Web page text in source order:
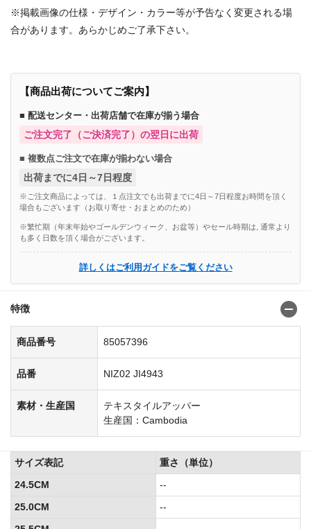
※掲載画像の仕様・デザイン・カラー等が予告なく変更される場
合があります。あらかじめご了承下さい。
【商品出荷についてご案内】
■ 配送センター・出荷店舗で在庫が揃う場合
ご注文完了（ご決済完了）の翌日に出荷
■ 複数点ご注文で在庫が揃わない場合
出荷までに4日～7日程度
※ご注文商品によっては、１点注文でも出荷までに4日～7日程度お時間を頂く
場合もございます（お取り寄せ・おまとめのため）
※繁忙期（年末年始やゴールデンウィーク、お盆等）やセール時期は, 通常より
も多く日数を頂く場合がございます。
詳しくはご利用ガイドをご覧ください
特徴
商品番号 85057396
品番 NIZ02 JI4943
素材・生産国
テキスタイルアッパー
生産国：Cambodia
サイズ表記
重さ（単位）
24.5CM
--
25.0CM
--